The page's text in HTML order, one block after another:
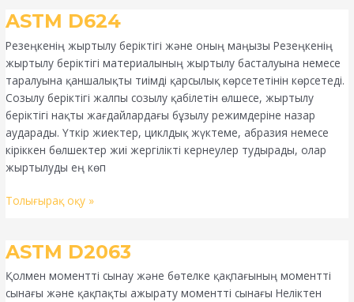
ASTM D624
Резеңкенің жыртылу беріктігі және оның маңызы Резеңкенің
жыртылу беріктігі материалының жыртылу басталуына немесе
таралуына қаншалықты тиімді қарсылық көрсететінін көрсетеді.
Созылу беріктігі жалпы созылу қабілетін өлшесе, жыртылу
беріктігі нақты жағдайлардағы бұзылу режимдеріне назар
аударады. Үткір жиектер, циклдық жүктеме, абразия немесе
кіріккен бөлшектер жиі жергілікті кернеулер тудырады, олар
жыртылуды ең көп
ASTM
Толығырақ оқу »
ASTM D2063
Қолмен моментті сынау және бөтелке қақпағының моментті
сынағы және қақпақты ажырату моментті сынағы Неліктен
ASTM